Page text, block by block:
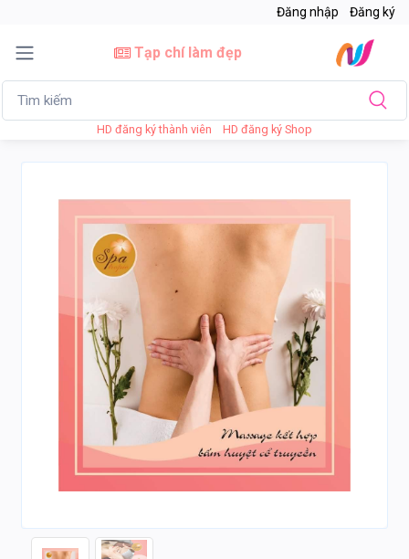
Đăng nhập Đăng ký
Tạp chí làm đẹp
HD đăng ký thành viên HD đăng ký Shop